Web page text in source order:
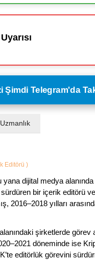
Şimdi Telegram'da
Editörü )
yana dijital medya
bir içerik editörü
2016–2018 yılları
şirketlerde
döneminde ise
editörlük görevini